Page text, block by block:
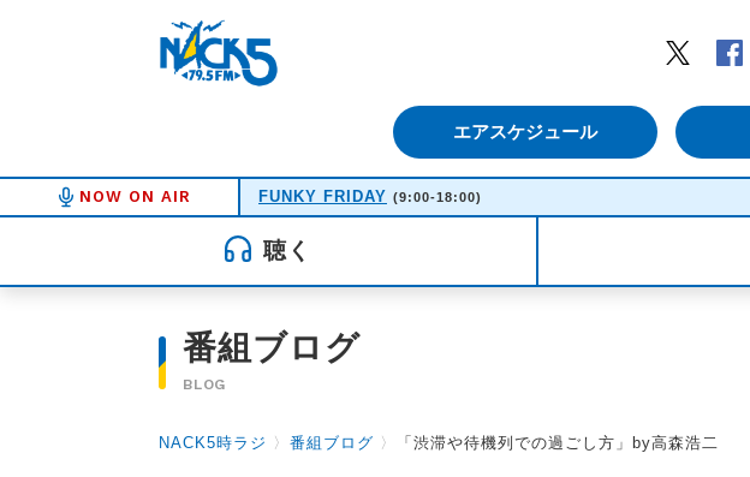
Twitter
エアスケジュール
NOW ON AIR FUNKY FRIDAY (9:00-18:00)
聴く
番組ブログ
BLOG
NACK5時ラジ 〉 番組ブログ 〉 「渋滞や待機列での過ごし方」by高森浩二